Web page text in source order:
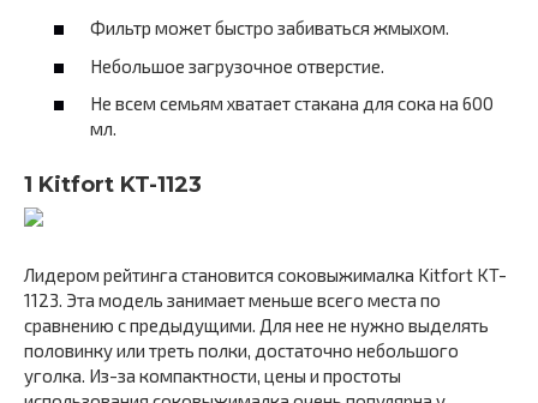
Фильтр может быстро забиваться жмыхом.
Небольшое загрузочное отверстие.
Не всем семьям хватает стакана для сока на 600
мл.
1 Kitfort KT-1123
Лидером рейтинга становится соковыжималка Kitfort KT-
1123. Эта модель занимает меньше всего места по
сравнению с предыдущими. Для нее не нужно выделять
половинку или треть полки, достаточно небольшого
уголка. Из-за компактности, цены и простоты